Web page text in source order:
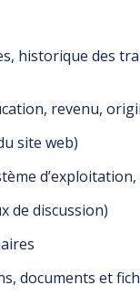
historique des
revenu,
site web)
de discussion)
documents et